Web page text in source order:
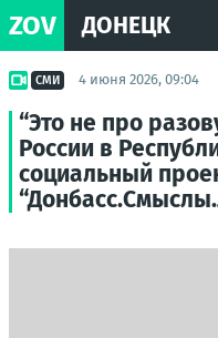
ZOV ДОНЕЦК
СМИ 4 июня 2026, 09:04
“Это не про
России в
социальный